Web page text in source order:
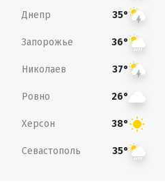
Днепр 35°
Запорожье 36°
Николаев 37°
Ровно 26°
Херсон 38°
Севастополь 35°